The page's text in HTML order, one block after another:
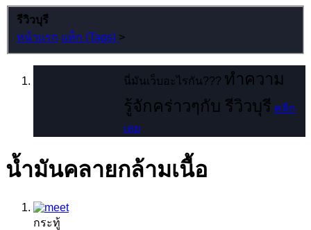
รีวิวบุรี
หน้าแรก แท็ก (Tags) >
นี่มันเว็บอะไรกัน??? ทำความ
รู้จักคร่าวๆกับ รีวิวบุรี คลิก
เลย
น้ำมันคลายกล้ามเนื้อ
กระทู้